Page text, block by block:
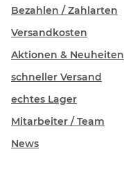
Bezahlen / Zahlarten
Versandkosten
Aktionen & Neuheiten
schneller Versand
echtes Lager
Mitarbeiter / Team
News